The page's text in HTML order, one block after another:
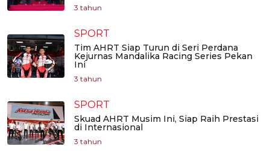
3 tahun
SPORT
Tim AHRT Siap Turun di Seri Perdana
Kejurnas Mandalika Racing Series Pekan
Ini
3 tahun
SPORT
Skuad AHRT Musim Ini, Siap Raih Prestasi
di Internasional
3 tahun